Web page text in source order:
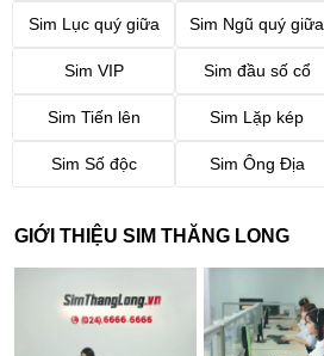
Sim Lục quý giữa Sim Ngũ quý giữa
Sim VIP Sim đầu số cổ
Sim Tiến lên Sim Lặp kép
Sim Số độc Sim Ông Địa
GIỚI THIỆU SIM THĂNG LONG